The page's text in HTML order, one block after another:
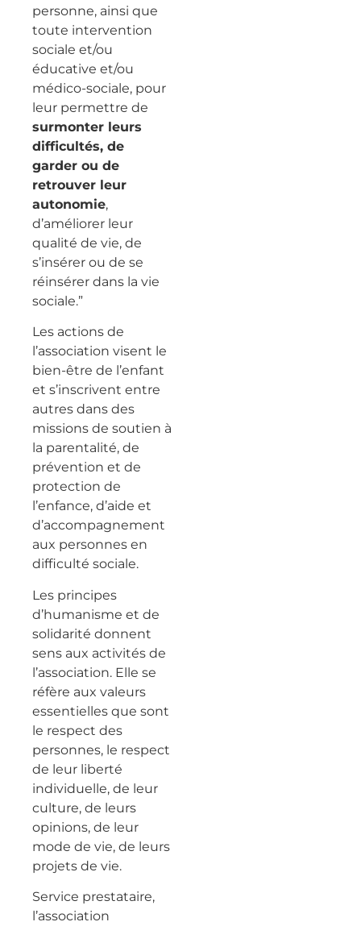
personne, ainsi que
toute intervention
sociale et/ou
éducative et/ou
médico-sociale, pour
leur permettre de
surmonter leurs
difficultés, de
garder ou de
retrouver leur
autonomie,
d’améliorer leur
qualité de vie, de
s’insérer ou de se
réinsérer dans la vie
sociale.”
Les actions de
l’association visent le
bien-être de l’enfant
et s’inscrivent entre
autres dans des
missions de soutien à
la parentalité, de
prévention et de
protection de
l’enfance, d’aide et
d’accompagnement
aux personnes en
difficulté sociale.
Les principes
d’humanisme et de
solidarité donnent
sens aux activités de
l’association. Elle se
réfère aux valeurs
essentielles que sont
le respect des
personnes, le respect
de leur liberté
individuelle, de leur
culture, de leurs
opinions, de leur
mode de vie, de leurs
projets de vie.
Service prestataire,
l’association